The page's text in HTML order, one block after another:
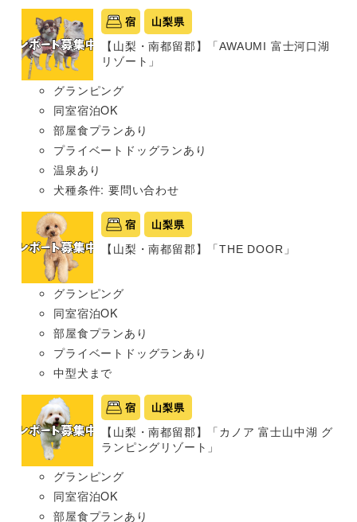
宿 山梨県
【山梨・南都留郡】「AWAUMI 富士河口湖
リゾート」
グランピング
同室宿泊OK
部屋食プランあり
プライベートドッグランあり
温泉あり
犬種条件: 要問い合わせ
宿 山梨県
【山梨・南都留郡】「THE DOOR」
グランピング
同室宿泊OK
部屋食プランあり
プライベートドッグランあり
中型犬まで
宿 山梨県
【山梨・南都留郡】「カノア 富士山中湖 グ
ランピングリゾート」
グランピング
同室宿泊OK
部屋食プランあり